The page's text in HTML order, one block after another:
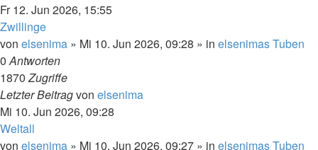
Fr 12. Jun 2026, 15:55
Zwillinge
von elsenima » Mi 10. Jun 2026, 09:28 » in elsenimas Tuben
0Antworten
1870Zugriffe
Letzter Beitragvon elsenima
Mi 10. Jun 2026, 09:28
Weltall
von elsenima » Mi 10. Jun 2026, 09:27 » in elsenimas Tuben